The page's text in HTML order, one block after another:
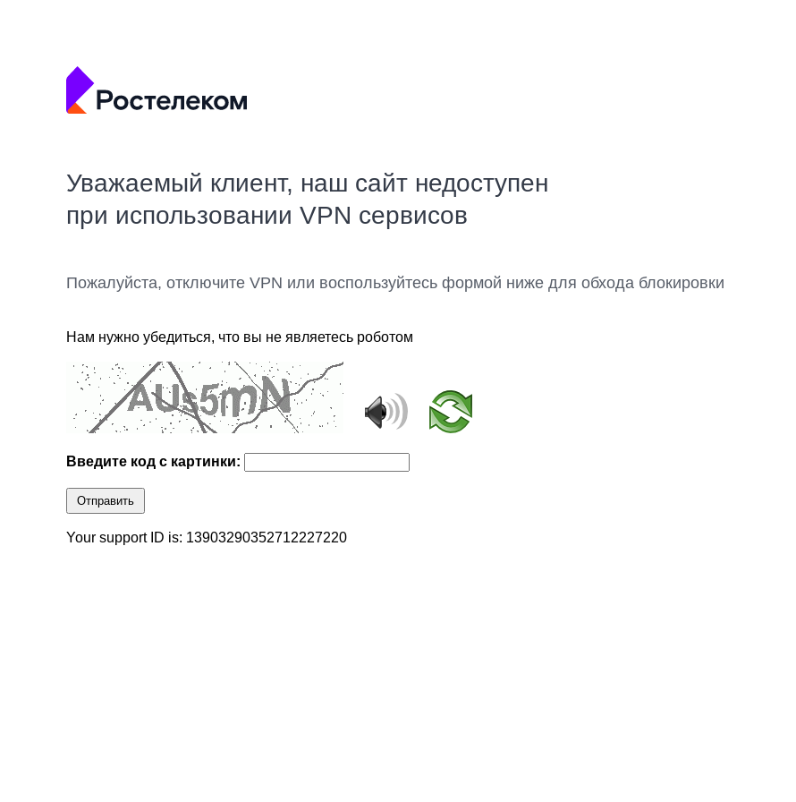
Уважаемый клиент, наш сайт недоступен
при использовании VPN сервисов
Пожалуйста, отключите VPN или воспользуйтесь формой ниже для обхода блокировки
Нам нужно убедиться, что вы не являетесь роботом
Введите код с картинки:
Отправить
Your support ID is: 13903290352712227220